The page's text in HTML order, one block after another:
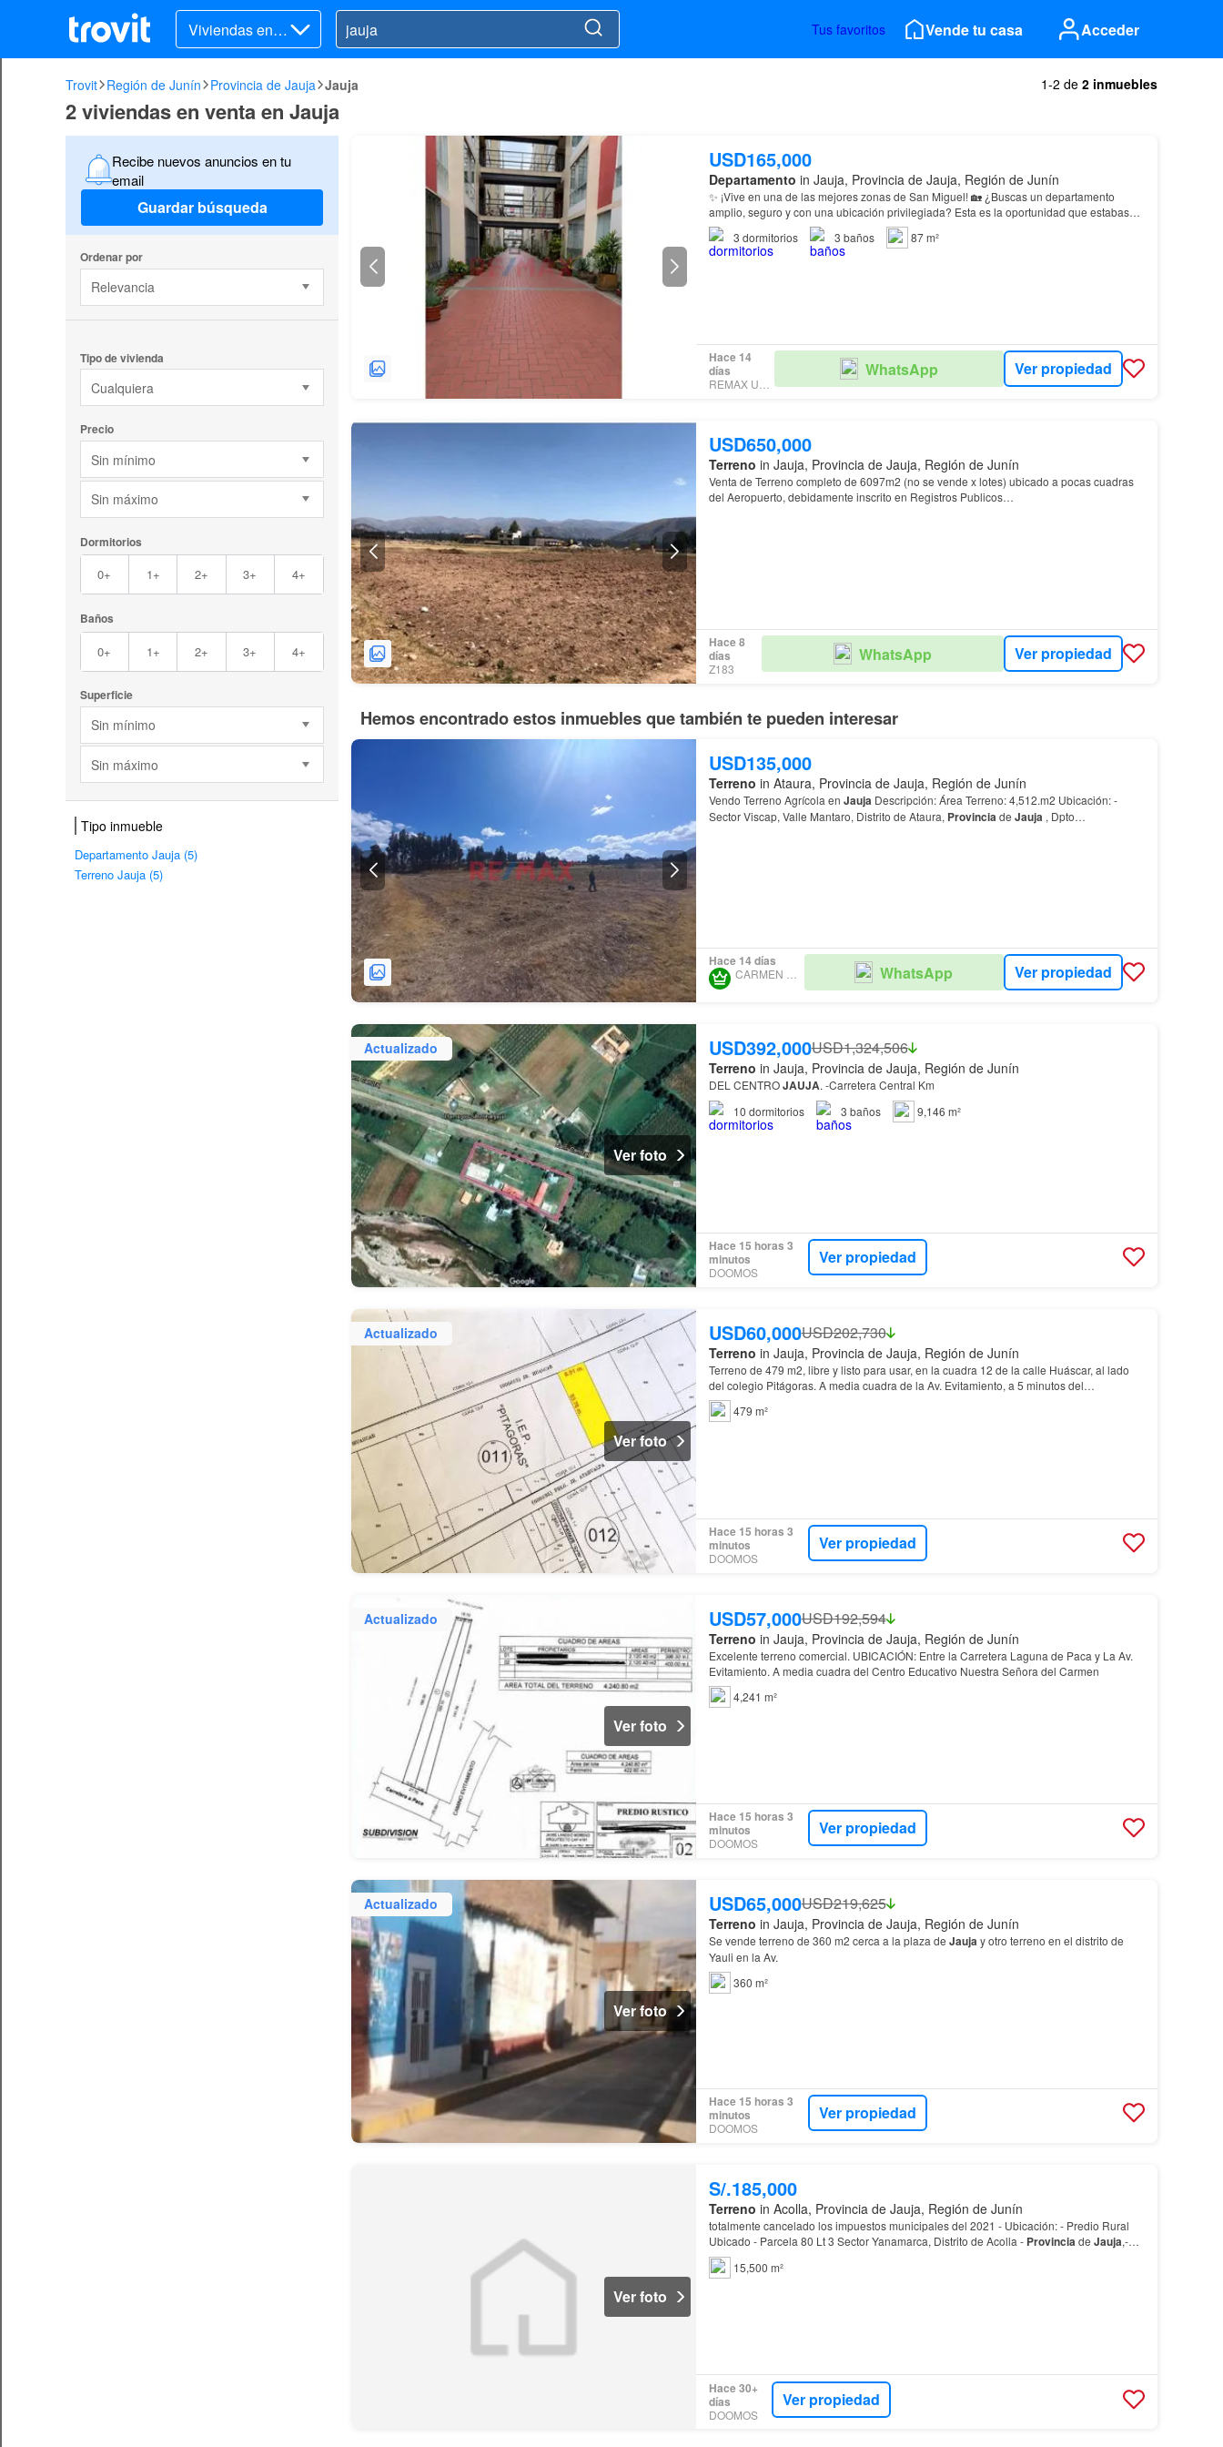
Viviendas en v
enta
Tus favoritos Vende tu casa Acceder
Trovit Región de Junín Provincia de Jauja Jauja 1-2 de 2 inmuebles
2 viviendas en venta en Jauja
Recibe nuevos anuncios en tu
email
Guardar búsqueda
Ordenar por
Relevancia
Tipo de vivienda
Cualquiera
Precio
Sin mínimo
Sin máximo
Dormitorios
0+ 1+ 2+ 3+ 4+
Baños
0+ 1+ 2+ 3+ 4+
Superficie
Sin mínimo
Sin máximo
Tipo inmueble
Departamento Jauja (5)
Terreno Jauja (5)
USD165,000
Departamento in Jauja, Provincia de Jauja, Región de Junín
✨ ¡Vive en una de las mejores zonas de San Miguel! 🏡 ¿Buscas un departamento
amplio, seguro y con una ubicación privilegiada? Esta es la oportunidad que estabas
esperando. 📍 Ubicación: Departamento en Condominio Santa Ana…
3 dormitorios 3 baños 87 m²
Hace 14
días
REMAX UNIÓN
WhatsApp Ver propiedad
USD650,000
Terreno in Jauja, Provincia de Jauja, Región de Junín
Venta de Terreno completo de 6097m2 (no se vende x lotes) ubicado a pocas cuadras
del Aeropuerto, debidamente inscrito en Registros Publicos…
Hace 8
días
Z183
WhatsApp Ver propiedad
Hemos encontrado estos inmuebles que también te pueden interesar
USD135,000
Terreno in Ataura, Provincia de Jauja, Región de Junín
Vendo Terreno Agrícola en Jauja
Sector Viscap, Valle Mantaro, Distrito de Ataura, Provinciade Jauja , Dpto…
Hace 14 días
CARMEN CASTRO WhatsApp Ver propiedad
Actualizado
Ver foto
USD392,000USD1,324,506
Terreno in Jauja, Provincia de Jauja, Región de Junín
DEL CENTROJAUJA. -Carretera Central Km
10 dormitorios 3 baños 9,146 m²
Hace 15 horas 3
minutos
DOOMOS
Ver propiedad
Actualizado
Ver foto
USD60,000USD202,730
Terreno in Jauja, Provincia de Jauja, Región de Junín
Terreno de 479 m2, libre y listo para usar, en la cuadra 12 de la calle Huáscar, al lado
del colegio Pitágoras. A media cuadra de la Av. Evitamiento, a 5 minutos del
aeropuerto…
479 m²
Hace 15 horas 3
minutos
DOOMOS
Ver propiedad
Actualizado
Ver foto
USD57,000USD192,594
Terreno in Jauja, Provincia de Jauja, Región de Junín
Excelente terreno comercial. UBICACIÓN: Entre la Carretera Laguna de Paca y La Av.
Evitamiento. A media cuadra del Centro Educativo Nuestra Señora del Carmen
4,241 m²
Hace 15 horas 3
minutos
DOOMOS
Ver propiedad
Actualizado
Ver foto
USD65,000USD219,625
Terreno in Jauja, Provincia de Jauja, Región de Junín
Se vende terreno de 360 m2 cerca a la plaza de Jaujay otro terreno en el distrito de
Yauli en la Av.
360 m²
Hace 15 horas 3
minutos
DOOMOS
Ver propiedad
Ver foto
S/.185,000
Terreno in Acolla, Provincia de Jauja, Región de Junín
totalmente cancelado los impuestos municipales del 2021 - Ubicación: - Predio Rural
Ubicado - Parcela 80 Lt 3 Sector Yanamarca, Distrito de Acolla - Provinciade Jauja,-
Dpto…
15,500 m²
Hace 30+
días
DOOMOS
Ver propiedad